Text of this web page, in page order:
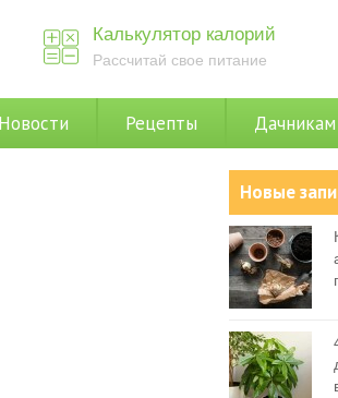
Калькулятор калорий
Рассчитай свое питание
Новости Рецепты Дачникам
Новые